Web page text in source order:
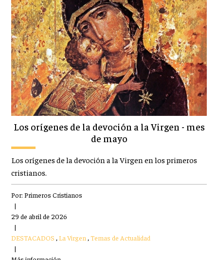
Los orígenes de la devoción a la Virgen - mes
de mayo
Los orígenes de la devoción a la Virgen en los primeros
cristianos.
Por: Primeros Cristianos
|
29 de abril de 2026
|
DESTACADOS ,La Virgen ,Temas de Actualidad
|